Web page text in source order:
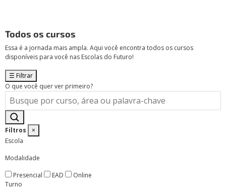
Todos os cursos
Essa é a jornada mais ampla. Aqui você encontra todos os cursos
disponíveis para você nas Escolas do Futuro!
☰ Filtrar
O que você quer ver primeiro?
Filtros
×
Escola
Modalidade
Presencial
EAD
Online
Turno